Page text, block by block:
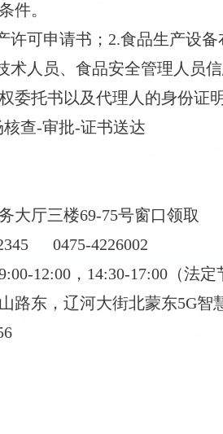
件。
许可申请书；2.食品生产设
人员、食品安全管理人员信
委托书以及代理人的身份证明
核查-审批-证书送达
大厅三楼69-75号窗口领取
0475-4226002
:00-12:00，14:30-17:00（法定
路东，辽河大街北蒙东5G智